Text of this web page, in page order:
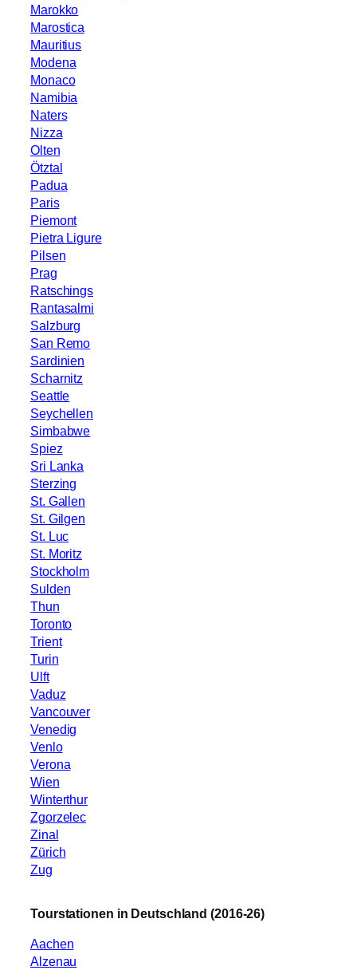
Marokko
Marostica
Mauritius
Modena
Monaco
Namibia
Naters
Nizza
Olten
Ötztal
Padua
Paris
Piemont
Pietra Ligure
Pilsen
Prag
Ratschings
Rantasalmi
Salzburg
San Remo
Sardinien
Scharnitz
Seattle
Seychellen
Simbabwe
Spiez
Sri Lanka
Sterzing
St. Gallen
St. Gilgen
St. Luc
St. Moritz
Stockholm
Sulden
Thun
Toronto
Trient
Turin
Ulft
Vaduz
Vancouver
Venedig
Venlo
Verona
Wien
Winterthur
Zgorzelec
Zinal
Zürich
Zug
Tourstationen in Deutschland (2016-26)
Aachen
Alzenau